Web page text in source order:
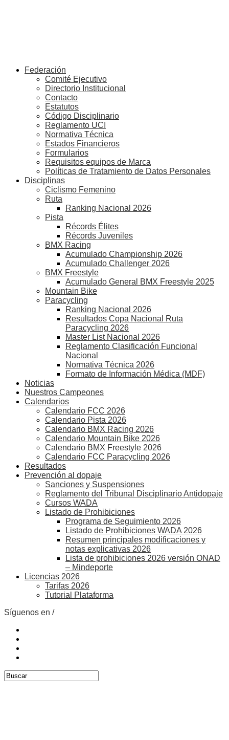
Federación
Comité Ejecutivo
Directorio Institucional
Contacto
Estatutos
Código Disciplinario
Reglamento UCI
Normativa Técnica
Estados Financieros
Formularios
Requisitos equipos de Marca
Políticas de Tratamiento de Datos Personales
Disciplinas
Ciclismo Femenino
Ruta
Ranking Nacional 2026
Pista
Récords Élites
Récords Juveniles
BMX Racing
Acumulado Championship 2026
Acumulado Challenger 2026
BMX Freestyle
Acumulado General BMX Freestyle 2025
Mountain Bike
Paracycling
Ranking Nacional 2026
Resultados Copa Nacional Ruta
Paracycling 2026
Master List Nacional 2026
Reglamento Clasificación Funcional
Nacional
Normativa Técnica 2026
Formato de Información Médica (MDF)
Noticias
Nuestros Campeones
Calendarios
Calendario FCC 2026
Calendario Pista 2026
Calendario BMX Racing 2026
Calendario Mountain Bike 2026
Calendario BMX Freestyle 2026
Calendario FCC Paracycling 2026
Resultados
Prevención al dopaje
Sanciones y Suspensiones
Reglamento del Tribunal Disciplinario Antidopaje
Cursos WADA
Listado de Prohibiciones
Programa de Seguimiento 2026
Listado de Prohibiciones WADA 2026
Resumen principales modificaciones y
notas explicativas 2026
Lista de prohibiciones 2026 versión ONAD
– Mindeporte
Licencias 2026
Tarifas 2026
Tutorial Plataforma
Síguenos en /